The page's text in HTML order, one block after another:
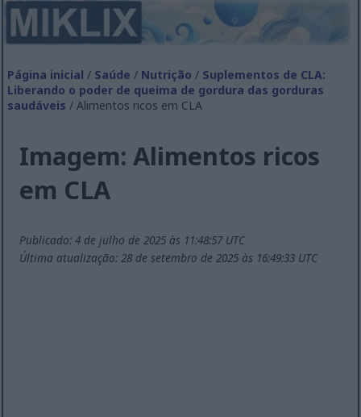
Página inicial / Saúde / Nutrição / Suplementos de CLA:
Liberando o poder de queima de gordura das gorduras
saudáveis / Alimentos ricos em CLA
Imagem: Alimentos ricos
em CLA
Publicado: 4 de julho de 2025 às 11:48:57 UTC
Última atualização: 28 de setembro de 2025 às 16:49:33 UTC